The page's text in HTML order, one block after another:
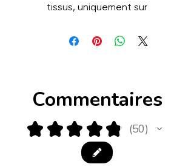
tissus, uniquement sur
20 cm
Commentaires
★ ★ ★ ★ ★ 50
50